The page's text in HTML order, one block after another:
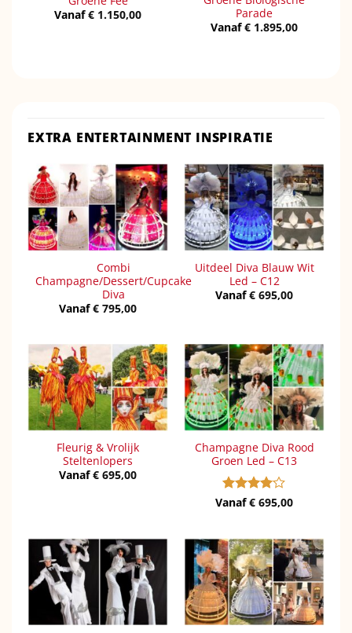
Vanaf€ 1.150,00
Parade
Vanaf€ 1.895,00
EXTRA ENTERTAINMENT INSPIRATIE
Combi
Champagne/Dessert/Cupcake
Diva
Vanaf€ 795,00
Uitdeel Diva Blauw Wit
Led – C12
Vanaf€ 695,00
Fleurig & Vrolijk
Steltenlopers
Vanaf€ 695,00
Champagne Diva Rood
Groen Led – C13
Gewaardeerd
Vanaf€ 695,00